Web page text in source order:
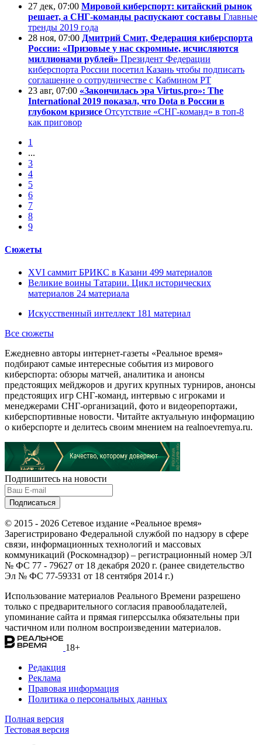
27 дек, 07:00 Мировой киберспорт: китайский рынок
решает, а СНГ-команды распускают составы Главные
тренды 2019 года
28 ноя, 07:00 Дмитрий Смит, Федерация киберспорта
России: «Призовые у нас скромные, исчисляются
миллионами рублей» Президент Федерации
киберспорта России посетил Казань чтобы подписать
соглашение о сотрудничестве с Кабмином РТ
23 авг, 07:00 «Закончилась эра Virtus.pro»: The
International 2019 показал, что Dota в России в
глубоком кризисе Отсутствие «СНГ-команд» в топ-8
как приговор
1
...
3
4
5
6
7
8
9
Сюжеты
XVI саммит БРИКС в Казани 499 материалов
Великие воины Татарии. Цикл исторических
материалов 24 материала
Искусственный интеллект 181 материал
Все сюжеты
Ежедневно авторы интернет-газеты «Реальное время»
подбирают самые интересные события из мирового
киберспорта: обзоры матчей, аналитика и анонсы
предстоящих мейджоров и других крупных турниров, анонсы
предстоящих игр СНГ-команд, интервью с игроками и
менеджерами СНГ-организаций, фото и видеорепортажи,
киберспортивные новости. Читайте актуальную информацию
о киберспорте и делитесь своим мнением на realnoevremya.ru.
Подпишитесь на новости
© 2015 - 2026 Сетевое издание «Реальное время»
Зарегистрировано Федеральной службой по надзору в сфере
связи, информационных технологий и массовых
коммуникаций (Роскомнадзор) – регистрационный номер ЭЛ
№ ФС 77 - 79627 от 18 декабря 2020 г. (ранее свидетельство
Эл № ФС 77-59331 от 18 сентября 2014 г.)
Использование материалов Реального Времени разрешено
только с предварительного согласия правообладателей,
упоминание сайта и прямая гиперссылка обязательны при
частичном или полном воспроизведении материалов.
18+
Редакция
Реклама
Правовая информация
Политика о персональных данных
Полная версия
Тестовая версия